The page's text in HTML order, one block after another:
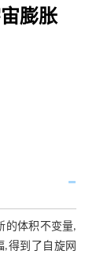
膨胀
的体积不变量,
,得到了自旋网